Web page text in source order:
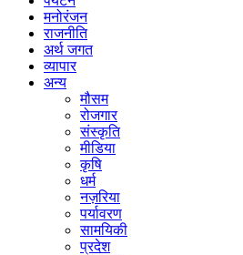
मनोरंजन
राजनीति
अर्थ जगत
व्यापार
अन्य
मौसम
रोजगार
संस्कृति
मीडिया
कृषि
धर्म
नज़रिया
पर्यावरण
सामयिकी
प्रदेश